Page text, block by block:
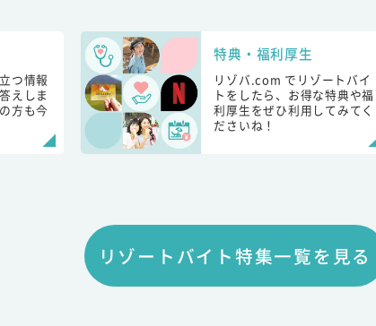
つ情報
えしま
方も今
特典・福利厚生
リゾバ.com でリゾートバイ
トをしたら、お得な特典や福
利厚生をぜひ利用してみてく
ださいね！
リゾートバイト特集一覧を見る